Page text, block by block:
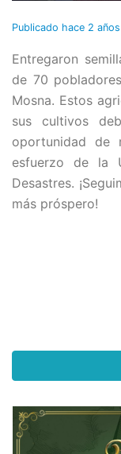
Publicado hace 2 años
Entregaron
de 70
Mosna. Estos
sus cultivos
oportunidad de
esfuerzo de la
Desastres.
más próspero!